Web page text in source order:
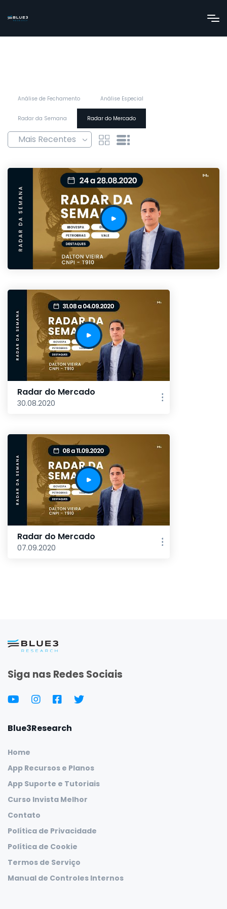
Análise de Fechamento Análise Especial
Radar da Semana Radar do Mercado
Radar do Mercado
30.08.2020
Radar do Mercado
07.09.2020
Siga nas Redes Sociais
Blue3Research
Home
App Recursos e Planos
App Suporte e Tutoriais
Curso Invista Melhor
Contato
Política de Privacidade
Política de Cookie
Termos de Serviço
Manual de Controles Internos